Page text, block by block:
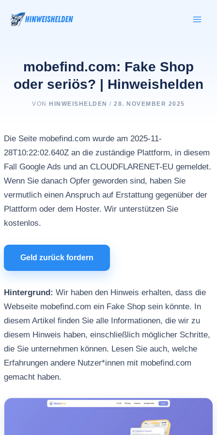
Inhalt
springen
mobefind.com: Fake Shop
oder seriös? | Hinweishelden
VON HINWEISHELDEN/28. NOVEMBER 2025
Die Seite mobefind.com wurde am 2025-11-
28T10:22:02.640Z an die zuständige Plattform, in diesem
Fall Google Ads und an CLOUDFLARENET-EU gemeldet.
Wenn Sie danach Opfer geworden sind, haben Sie
vermutlich einen Anspruch auf Erstattung gegenüber der
Plattform oder dem Hoster. Wir unterstützen Sie
kostenlos.
Geld zurück fordern
Hintergrund: Wir haben den Hinweis erhalten, dass die
Webseite mobefind.com ein Fake Shop sein könnte. In
diesem Artikel finden Sie alle Informationen, die wir zu
diesem Hinweis haben, einschließlich möglicher Schritte,
die Sie unternehmen können. Lesen Sie auch, welche
Erfahrungen andere Nutzer*innen mit mobefind.com
gemacht haben.